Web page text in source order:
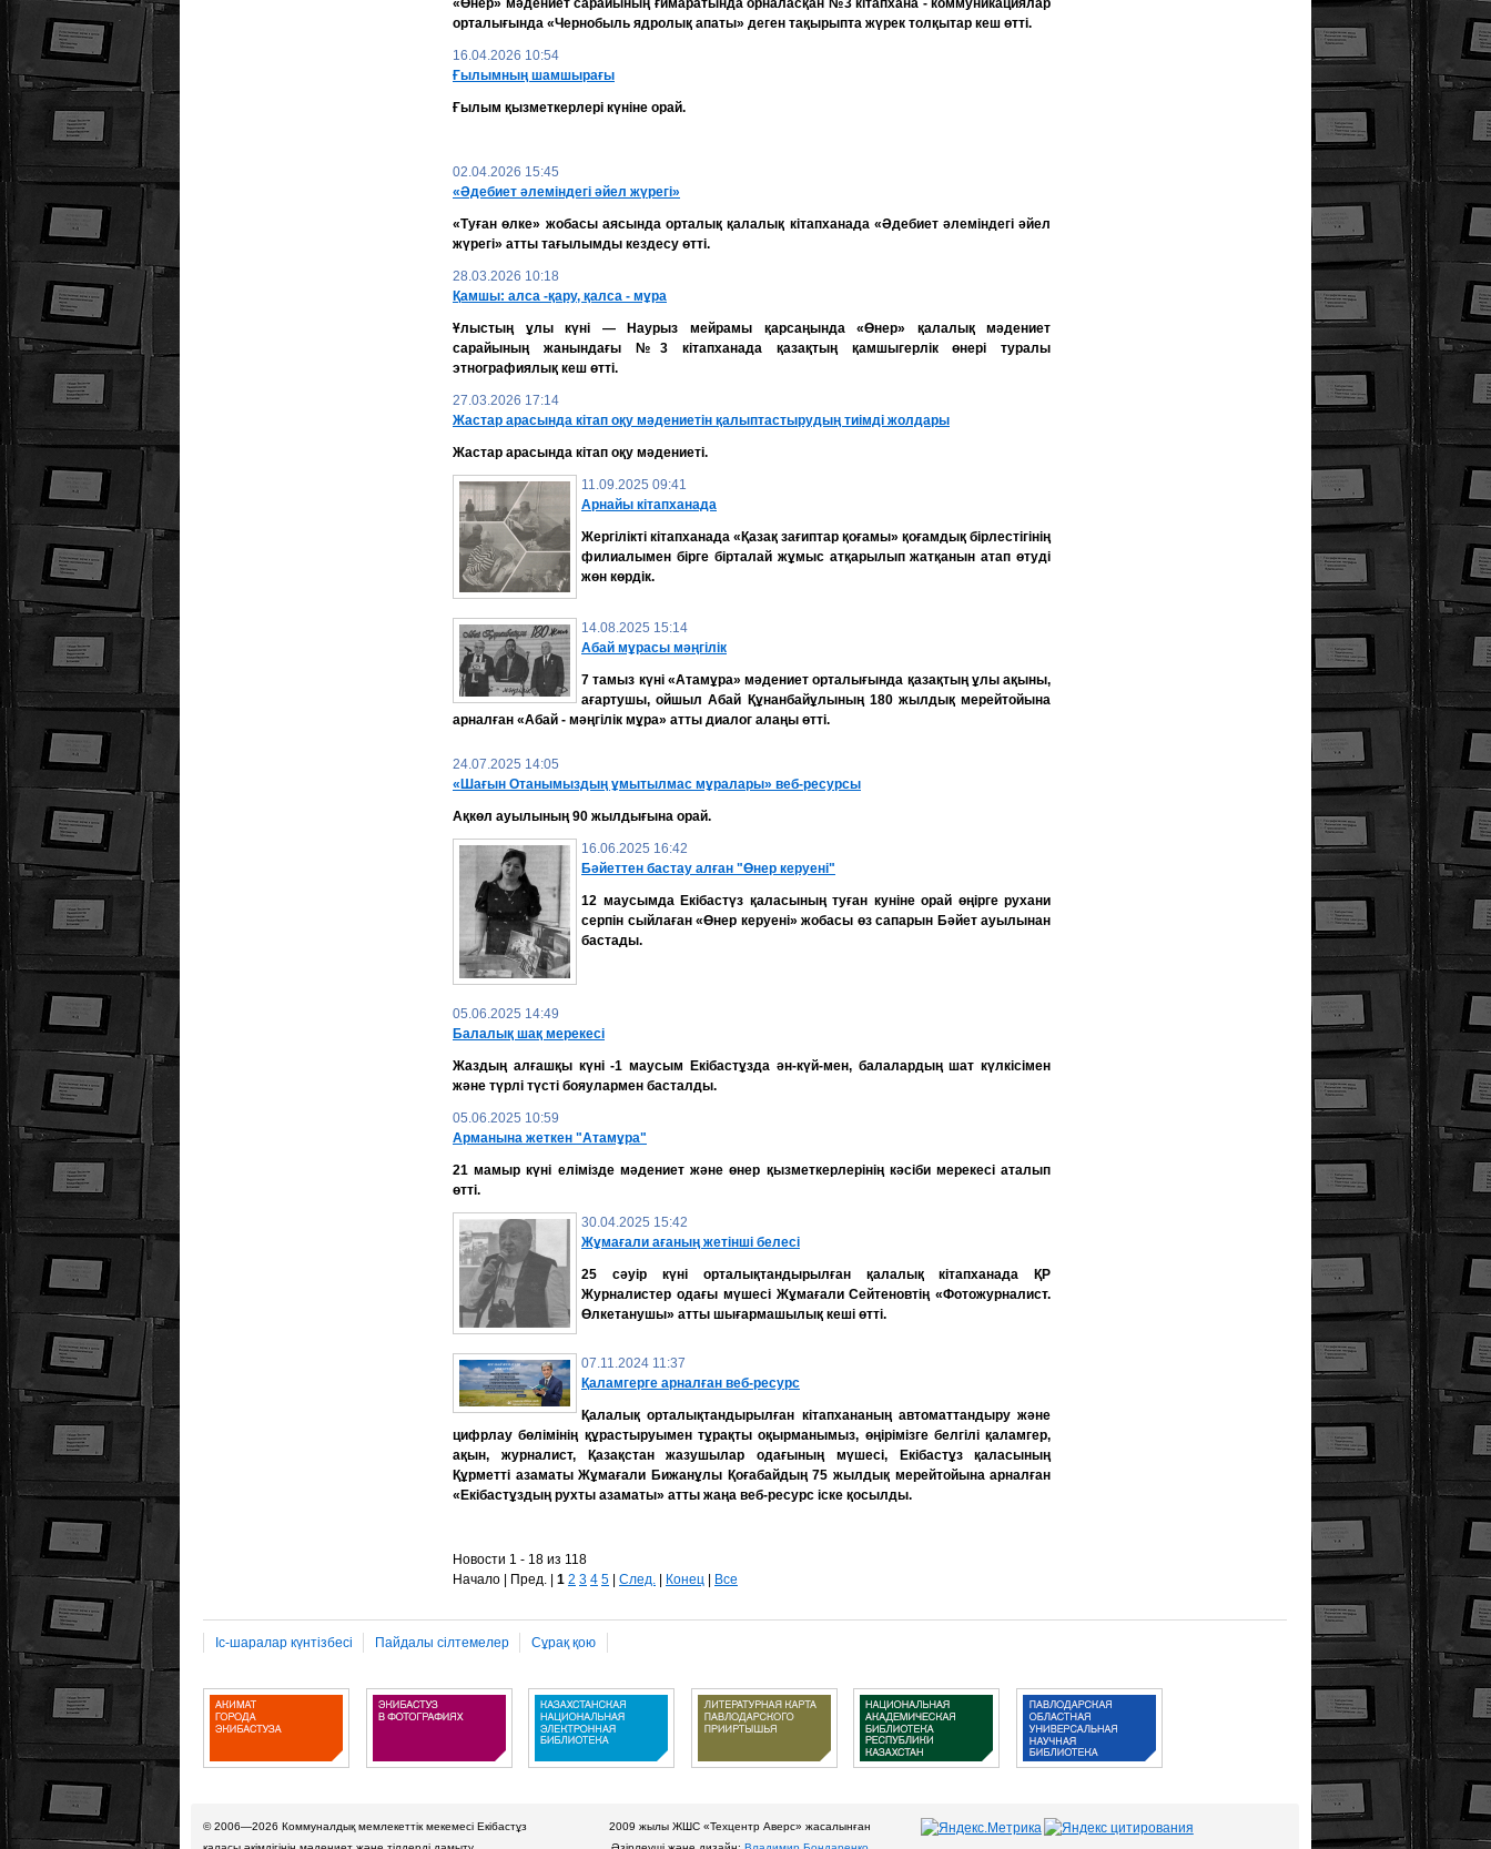
«Өнер» мәдениет сарайының ғимаратында орналасқан №3 кітапхана - коммуникациялар
орталығында «Чернобыль ядролық апаты» деген тақырыпта жүрек толқытар кеш өтті.
16.04.2026 10:54
Ғылымның шамшырағы
Ғылым қызметкерлері күніне орай.
02.04.2026 15:45
«Әдебиет әлеміндегі әйел жүрегі»
«Туған өлке» жобасы аясында орталық қалалық кітапханада «Әдебиет әлеміндегі әйел
жүрегі» атты тағылымды кездесу өтті.
28.03.2026 10:18
Қамшы: алса -қару, қалса - мұра
Ұлыстың ұлы күні — Наурыз мейрамы қарсаңында «Өнер» қалалық мәдениет
сарайының жанындағы №3 кітапханада қазақтың қамшыгерлік өнері туралы
этнографиялық кеш өтті.
27.03.2026 17:14
Жастар арасында кітап оқу мәдениетін қалыптастырудың тиімді жолдары
Жастар арасында кітап оқу мәдениеті.
11.09.2025 09:41
Арнайы кітапханада
Жергілікті кітапханада «Қазақ зағиптар қоғамы» қоғамдық бірлестігінің
филиалымен бірге бірталай жұмыс атқарылып жатқанын атап өтуді
жөн көрдік.
14.08.2025 15:14
Абай мұрасы мәңгілік
7 тамыз күні «Атамұра» мәдениет орталығында қазақтың ұлы ақыны,
ағартушы, ойшыл Абай Құнанбайұлының 180 жылдық мерейтойына
арналған «Абай - мәңгілік мұра» атты диалог алаңы өтті.
24.07.2025 14:05
«Шағын Отанымыздың ұмытылмас мұралары» веб-ресурсы
Ақкөл ауылының 90 жылдығына орай.
16.06.2025 16:42
Бәйеттен бастау алған "Өнер керуені"
12 маусымда Екібастүз қаласының туған куніне орай өңірге рухани
серпін сыйлаған «Өнер керуені» жобасы өз сапарын Бәйет ауылынан
бастады.
05.06.2025 14:49
Балалық шақ мерекесі
Жаздың алғашқы күні -1 маусым Екібастұзда ән-күй-мен, балалардың шат күлкісімен
және түрлі түсті бояулармен басталды.
05.06.2025 10:59
Арманына жеткен "Атамұра"
21 мамыр күні елімізде мәдениет және өнер қызметкерлерінің кәсіби мерекесі аталып
өтті.
30.04.2025 15:42
Жұмағали ағаның жетінші белесі
25 сәуір күні орталықтандырылған қалалық кітапханада ҚР
Журналистер одағы мүшесі Жұмағали Сейтеновтің «Фотожурналист.
Өлкетанушы» атты шығармашылық кеші өтті.
07.11.2024 11:37
Қаламгерге арналған веб-ресурс
Қалалық орталықтандырылған кітапхананың автоматтандыру және
цифрлау бөлімінің құрастыруымен тұрақты оқырманымыз, өңірімізге белгілі қаламгер,
ақын, журналист, Қазақстан жазушылар одағының мүшесі, Екібастұз қаласының
Құрметті азаматы Жұмағали Бижанұлы Қоғабайдың 75 жылдық мерейтойына арналған
«Екібастұздың рухты азаматы» атты жаңа веб-ресурс іске қосылды.
Новости 1 - 18 из 118
Начало | Пред. | 1 2 3 4 5 След. Конец Все
Іс-шаралар күнтізбесі Пайдалы сілтемелер Сұрақ қою
© 2006—2026 Коммуналдық мемлекеттік мекемесі Екібастұз
2009 жылы ЖШС «Техцентр Аверс» жасалынған